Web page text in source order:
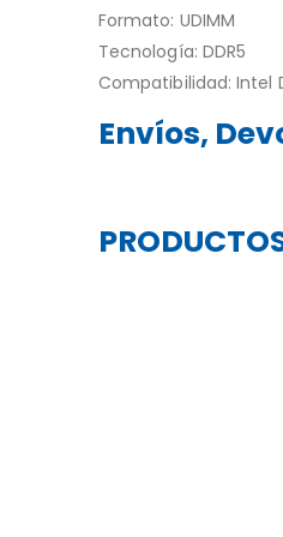
Formato: UDIMM
Tecnología: DDR5
Compatibilidad: Intel
Envíos,